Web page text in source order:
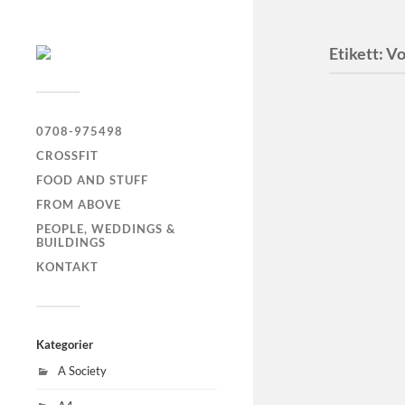
0708-975498
CROSSFIT
FOOD AND STUFF
FROM ABOVE
PEOPLE, WEDDINGS &
BUILDINGS
KONTAKT
Kategorier
A Society
Etikett: